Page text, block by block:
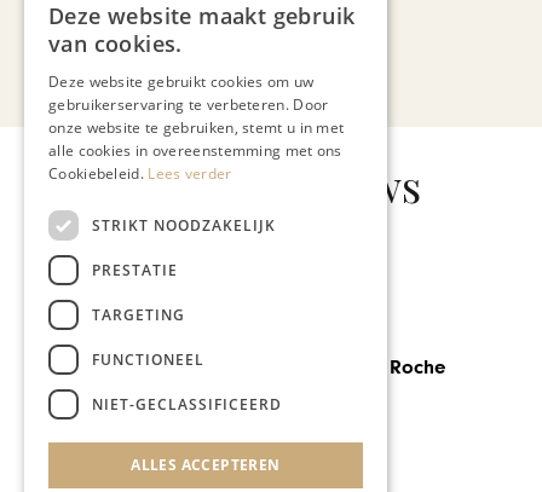
Bekijk alle artikelen
Gerelateerd nieuws
Bistro Boeuf La Roche
Deze website maakt gebruik
van cookies.
Deze website gebruikt cookies om uw
gebruikerservaring te verbeteren. Door
onze website te gebruiken, stemt u in met
alle cookies in overeenstemming met ons
Cookiebeleid. Lees verder
STRIKT NOODZAKELIJK
PRESTATIE
TARGETING
FUNCTIONEEL
NIET-GECLASSIFICEERD
ALLES ACCEPTEREN